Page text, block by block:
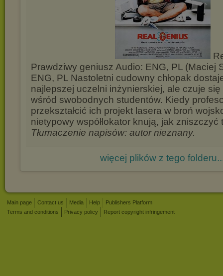
Prawdziwy geniusz Audio: ENG, PL (Maciej
ENG, PL Nastoletni cudowny chłopak
najlepszej uczelni inżynierskiej, ale czuje
wśród swobodnych studentów. Kiedy
przekształcić ich projekt lasera w broń
nietypowy współlokator knują, jak zniszczyć
Tłumaczenie napisów: autor nieznany.
więcej plików z tego
Main page Contact us Media Help
Publishers Platform
Terms and conditions
Privacy policy Report copyright infringement